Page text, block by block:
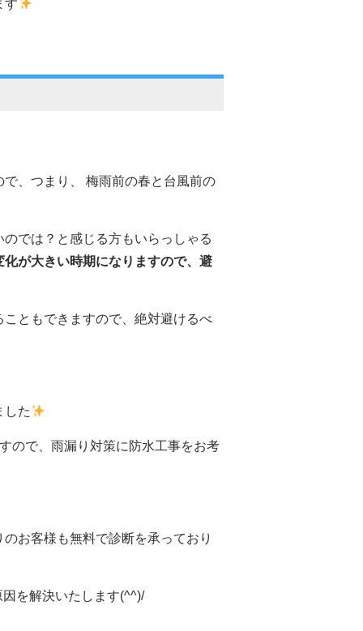
す
で、つまり、 梅雨前の春と台風前の
では？と感じる方もいらっしゃる
が大きい時期になりますので、避
ともできますので、絶対避けるべ
した
ので、 雨漏り対策に防水工事をお考
お客様も無料で診断を承っており
を解決いたします(^^)/